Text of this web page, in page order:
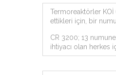
Termoreaktörler KOİ
ettikleri için, bir
CR 3200; 13
ihtiyacı olan herkes